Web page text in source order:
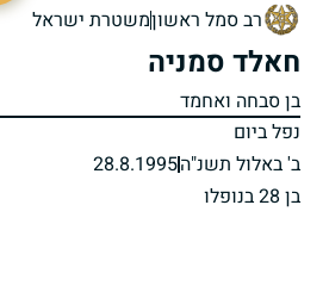
רב סמל ראשוןמשטרת ישראל
חאלד סמניה
בן סבחה ואחמד
נפל ביום
ב' באלול תשנ"ה28.8.1995
בן 28 בנופלו